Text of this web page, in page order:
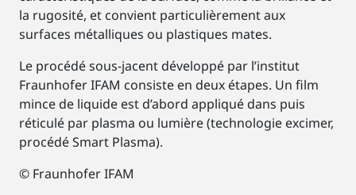
la rugosité, et convient particulièrement aux
surfaces métalliques ou plastiques mates.
Le procédé sous-jacent développé par l’institut
Fraunhofer IFAM consiste en deux étapes. Un film
mince de liquide est d’abord appliqué dans puis
réticulé par plasma ou lumière (technologie excimer,
procédé Smart Plasma).
© Fraunhofer IFAM